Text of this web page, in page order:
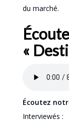
du marché.
«
Écoutez
Interviewés :